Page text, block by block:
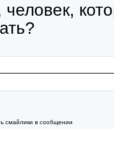
смайлики в сообщении